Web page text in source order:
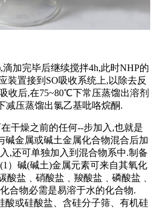
加完毕后继续搅拌4h,此时NHP的
装置接到SO吸收系统上,以除去反
收后,在75~80℃下常压蒸馏出溶剂
减压蒸馏出氯乙基吡咯烷酮.
干燥之前的任何--步加入,也就是
碱金属或碱土金属化合物混合后加
,还可单独加入到混合物系中.制备
）碱(碱土)金属元素可来自其氧化
酸盐﹑硝酸盐﹑羧酸盐﹑磷酸盐﹑
合物必需是易溶于水的化合物.
酸或硅酸盐、含硅分子筛、有机硅